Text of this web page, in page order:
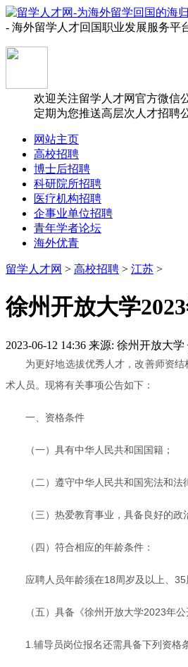
- 海外留学人才回国职业发展服务平
欢迎关注留学人才网官方微信
定期为您推送高层次人才招聘
网站主页
高校招聘
博士后招聘
科研院所招聘
医疗机构招聘
企事业单位招聘
青年学者论坛
海外优青
留学人才网 > 高校招聘 > 江苏 >
徐州开放大学
2023-06-12 14:36 来源: 徐州开放大学
为更好地选拔优秀人才，改善师资
术人员。现将有关事项公告如下：
一、资格条件
（一）具有中华人民共和国国籍；
（二）遵守中华人民共和国宪法和
（三）热爱教育事业，具备良好的
（四）符合相应的年龄条件：
应聘人员年龄须在18周岁及以上、
（五）具备《徐州开放大学2023年
1.辅导员岗位报名还需具备下列资格